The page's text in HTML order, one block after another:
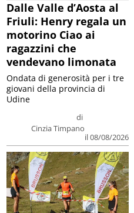
Dalle Valle d’Aosta al
Friuli: Henry regala un
motorino Ciao ai
ragazzini che
vendevano limonata
di
Cinzia Timpano
il 08/08/2026
Ondata di generosità per i tre
giovani della provincia di
Udine